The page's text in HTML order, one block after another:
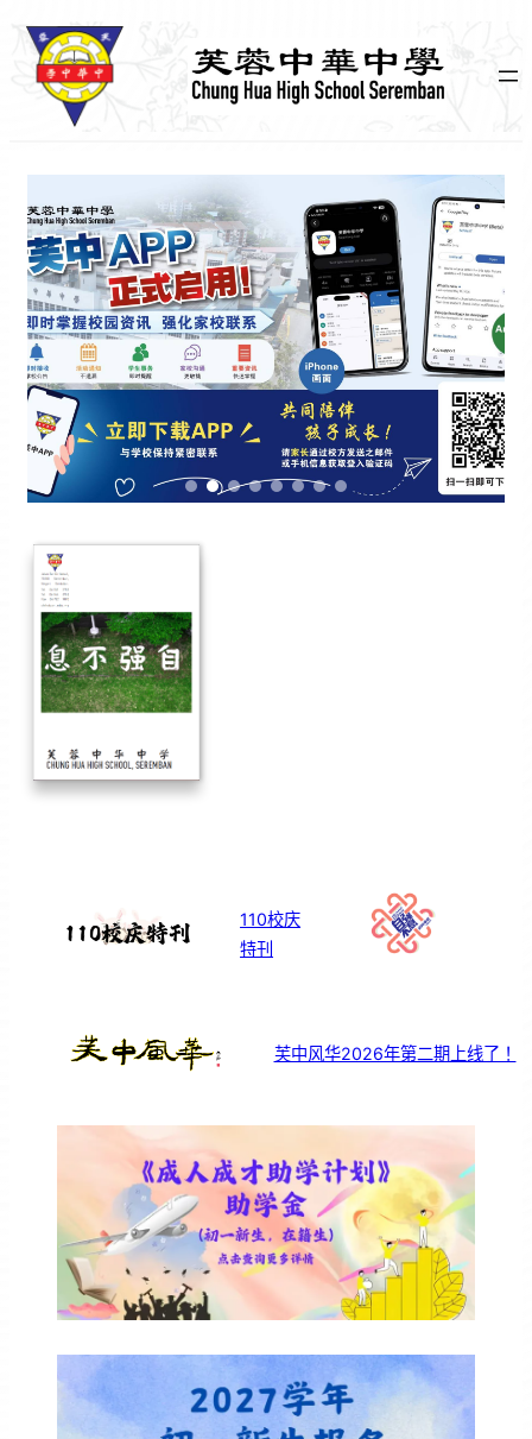
110校庆
特刊
芙中风华2026年第二期上线了！